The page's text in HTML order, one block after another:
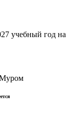
учебный год на
Муром